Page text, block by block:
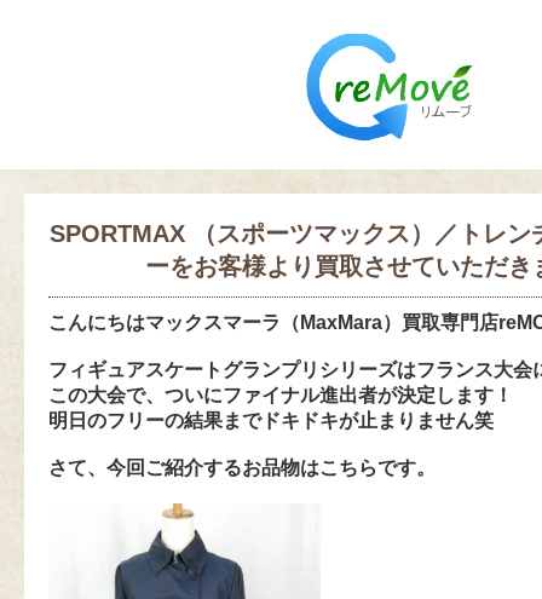
SPORTMAX （スポーツマックス）／トレン
ーをお客様より買取させていただき
こんにちはマックスマーラ（MaxMara）買取専門店
フィギュアスケートグランプリシリーズはフランス大会
この大会で、ついにファイナル進出者が決定します！
明日のフリーの結果までドキドキが止まりません笑
さて、今回ご紹介するお品物はこちらです。